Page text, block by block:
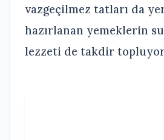
vazgeçilmez tatları da
hazırlanan yemeklerin
lezzeti de takdir